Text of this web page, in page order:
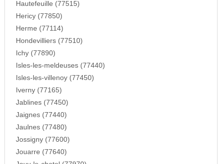
Hautefeuille (77515)
Hericy (77850)
Herme (77114)
Hondevilliers (77510)
Ichy (77890)
Isles-les-meldeuses (77440)
Isles-les-villenoy (77450)
Iverny (77165)
Jablines (77450)
Jaignes (77440)
Jaulnes (77480)
Jossigny (77600)
Jouarre (77640)